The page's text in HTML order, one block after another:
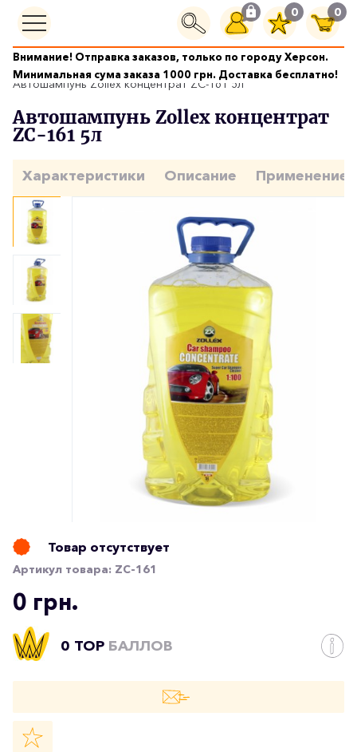
0 0
Внимание! Отправка заказов, только по городу Херсон.
Минимальная сума заказа 1000 грн. Доставка бесплатно!
Уход за кузовом
Автошампунь Zollex концентрат ZC-161 5л
Автошампунь Zollex концентрат
ZC-161 5л
Характеристики Описание Применение
Товар отсутствует
Артикул товара: ZC-161
0 грн.
0 TOP БАЛЛОВ